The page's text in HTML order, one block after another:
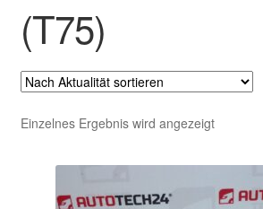
Datenschutz-Bestimmungen
Impressum
Kasse
Kontakt
(T75)
Einzelnes Ergebnis wird angezeigt